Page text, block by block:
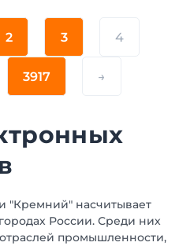
2 3 4
3917 →
"Кремний" насчитывает
России. Среди них
промышленности,